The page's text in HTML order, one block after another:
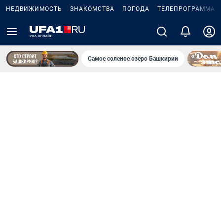
НЕДВИЖИМОСТЬ ЗНАКОМСТВА ПОГОДА ТЕЛЕПРОГРАММА
Самое соленое озеро Башкирии